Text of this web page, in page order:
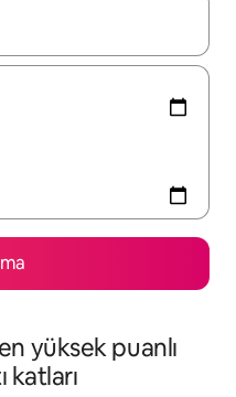
yukarı ve aşağı oklarıyla
yüksek puanlı
katları